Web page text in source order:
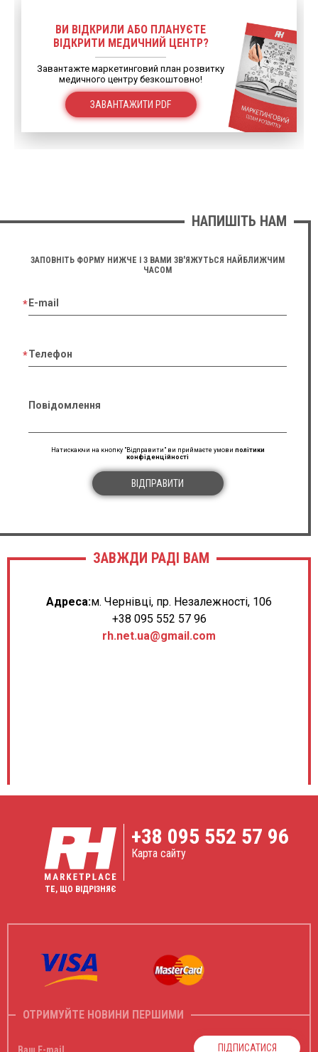
ВИ ВІДКРИЛИ АБО ПЛАНУЄТЕ
ВІДКРИТИ МЕДИЧНИЙ ЦЕНТР?
Завантажте маркетинговий план розвитку
медичного центру безкоштовно!
ЗАВАНТАЖИТИ PDF
НАПИШІТЬ НАМ
ЗАПОВНІТЬ ФОРМУ НИЖЧЕ І З ВАМИ ЗВ'ЯЖУТЬСЯ НАЙБЛИЖЧИМ
ЧАСОМ
E-mail
Телефон
Повідомлення
Натискаючи на кнопку "Відправити" ви приймаєте умови політики
конфіденційності
ВІДПРАВИТИ
ЗАВЖДИ РАДІ ВАМ
Адреса:м. Чернівці, пр. Незалежності, 106
+38 095 552 57 96
rh.net.ua@gmail.com
ТЕ, ЩО ВІДРІЗНЯЄ
+38 095 552 57 96
Карта сайту
ОТРИМУЙТЕ НОВИНИ ПЕРШИМИ
ПІДПИСАТИСЯ